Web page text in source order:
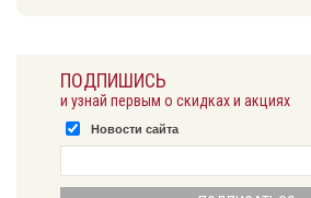
ПОДПИШИСЬ
и узнай первым о скидках и акциях
Новости сайта